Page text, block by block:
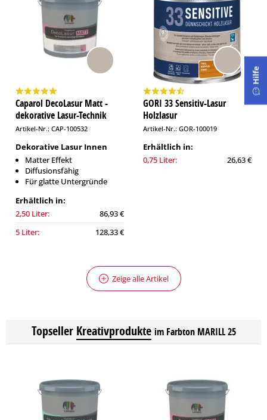
Caparol DecoLasur Matt -
dekorative Lasur-Technik
Artikel-Nr.: CAP-100532
Dekorative Lasur Innen
Matter Effekt
Diffusionsfähig
Für glatte Untergründe
Erhältlich in:
2,50 Liter:
86,93 €
5 Liter:
128,33 €
GORI 33 Sensitiv-Lasur
Holzlasur
Artikel-Nr.: GOR-100019
Erhältlich in:
0,75 Liter:
26,63 €
Zeige alle Artikel
Topseller Kreativprodukte im Farbton MARILL 25
Hilfe